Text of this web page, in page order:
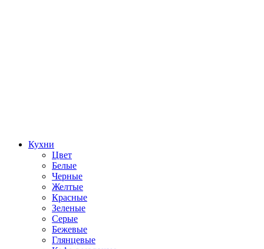
Кухни
Цвет
Белые
Черные
Желтые
Красные
Зеленые
Серые
Бежевые
Глянцевые